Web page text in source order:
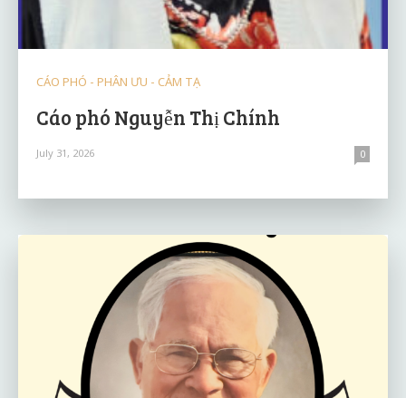
CÁO PHÓ - PHÂN ƯU - CẢM TẠ
Cáo phó Nguyễn Thị Chính
July 31, 2026 0